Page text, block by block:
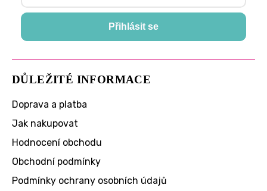
DŮLEŽITÉ INFORMACE
Doprava a platba
Jak nakupovat
Hodnocení obchodu
Obchodní podmínky
Podmínky ochrany osobních údajů
Přihlásit se